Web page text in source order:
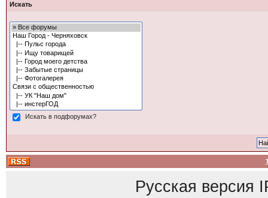
Искать
Искать в подфорумах?
Русская версия